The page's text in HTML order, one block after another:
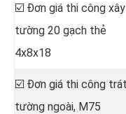
☑️ Đơn giá thi công xây
tường 20 gạch thẻ
4x8x18
☑️ Đơn giá thi công trát
tường ngoài, M75